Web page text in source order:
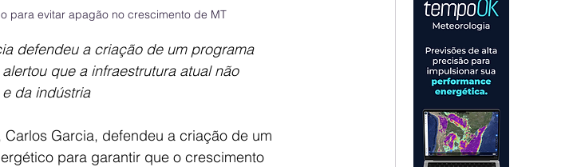
para evitar apagão no crescimento de MT
defendeu a criação de um programa
que a infraestrutura atual não
da indústria
Garcia, defendeu a criação de um
para garantir que o crescimento